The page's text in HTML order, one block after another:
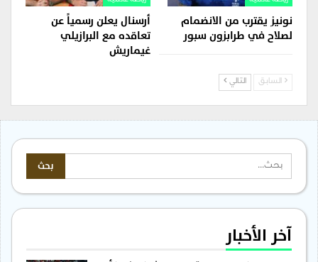
نونيز يقترب من الانضمام
لصلاح في طرابزون سبور
أرسنال يعلن رسمياً عن
تعاقده مع البرازيلي
غيماريش
السابق التالي
آخر الأخبار